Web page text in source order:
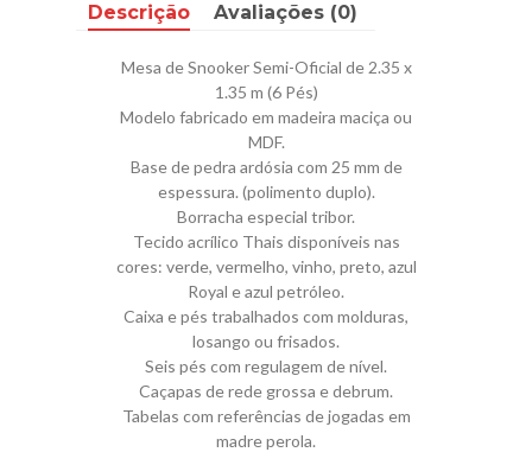
Descrição Avaliações (0)
Mesa de Snooker Semi-Oficial de 2.35 x
1.35 m (6 Pés)
Modelo fabricado em madeira maciça ou
MDF.
Base de pedra ardósia com 25 mm de
espessura. (polimento duplo).
Borracha especial tribor.
Tecido acrílico Thais disponíveis nas
cores: verde, vermelho, vinho, preto, azul
Royal e azul petróleo.
Caixa e pés trabalhados com molduras,
losango ou frisados.
Seis pés com regulagem de nível.
Caçapas de rede grossa e debrum.
Tabelas com referências de jogadas em
madre perola.